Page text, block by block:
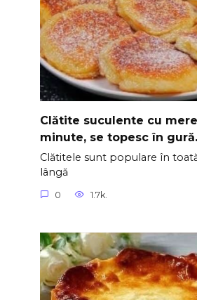
Clătite suculente cu
minute, se topesc în
Clătitele sunt populare în
lângă
0 1.7k.